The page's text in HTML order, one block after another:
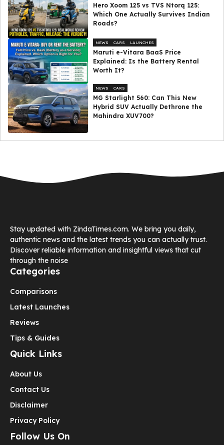
Hero Xoom 125 vs TVS Ntorq 125:
Which One Actually Survives Indian
Roads?
NEWS CARS LAUNCHES
Maruti e-Vitara BaaS Price
Explained: Is the Battery Rental
Worth It?
NEWS CARS
MG Starlight 560: Can This New
Hybrid SUV Actually Dethrone the
Mahindra XUV700?
Stay updated with ZindaTimes.com. We bring you daily,
authentic news and the latest trends you can actually trust.
Discover reliable information and insightful views that cut
through the noise
Categories
Comparisons
Latest Launches
Reviews
Tips & Guides
Quick Links
About Us
Contact Us
Disclaimer
Privacy Policy
Follow Us On